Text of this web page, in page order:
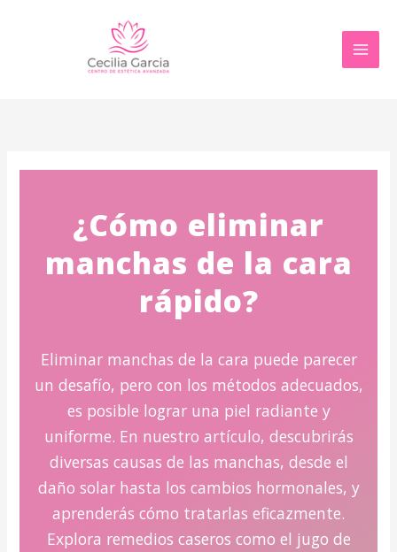
¿Cómo eliminar
manchas de la cara
rápido?
Eliminar manchas de la cara puede parecer
un desafío, pero con los métodos adecuados,
es posible lograr una piel radiante y
uniforme. En nuestro artículo, descubrirás
diversas causas de las manchas, desde el
daño solar hasta los cambios hormonales, y
aprenderás cómo tratarlas eficazmente.
Explora remedios caseros como el jugo de